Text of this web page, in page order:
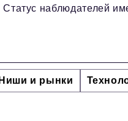
наблюдателей
Ниши и рынки